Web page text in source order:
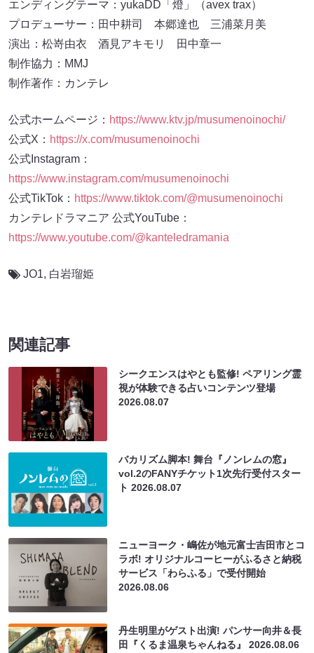
エンディングテーマ：yukaDD「燈」（avex trax）
プロデューサー：田中耕司 本郷達也 三浦菜月美
演出：松嵜由衣 酒見アキモリ 田中章一
制作協力：MMJ
制作著作：カンテレ
公式ホームページ： https://www.ktv.jp/musumenoinochi/
公式X： https://x.com/musumenoinochi
公式Instagram：
https://www.instagram.com/musumenoinochi
公式TikTok： https://www.tiktok.com/@musumenoinochi
カンテレドラマニア 公式YouTube：
https://www.youtube.com/@kanteledramania
JO1, 白岩瑠姫
関連記事
シークエンスはやとも監修! ペアリング霊
視が体験できる占いコンテンツ登場
2026.08.07
バカリズム脚本! 舞台『ノンレムの窓』
vol.2のFANYチケット1次先行受付スター
ト2026.08.07
ニューヨーク・嶋佐が地元富士吉田市とコ
ラボ! オリジナルコーヒーがふるさと納税
サービス「わらふる」で受付開始
2026.08.06
丹生明里がゲスト出演! パンサー向井＆長
田『くるま温泉ちゃんねる』2026.08.06